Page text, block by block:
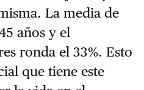
La media de
años y el
ronda el 33%. Esto
que tiene este